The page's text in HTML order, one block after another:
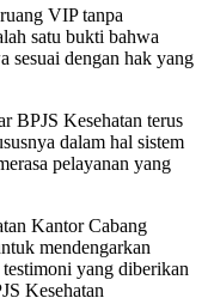
VIP tanpa
satu bukti bahwa
sesuai dengan hak yang
BPJS Kesehatan terus
dalam hal sistem
pelayanan yang
Kantor Cabang
mendengarkan
yang diberikan
Kesehatan